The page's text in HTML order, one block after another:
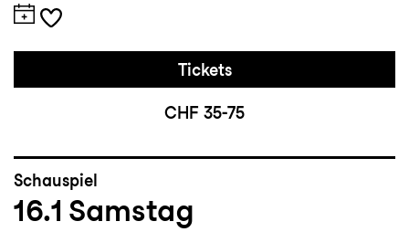
Tickets
CHF 35-75
Schauspiel
16.1 Samstag